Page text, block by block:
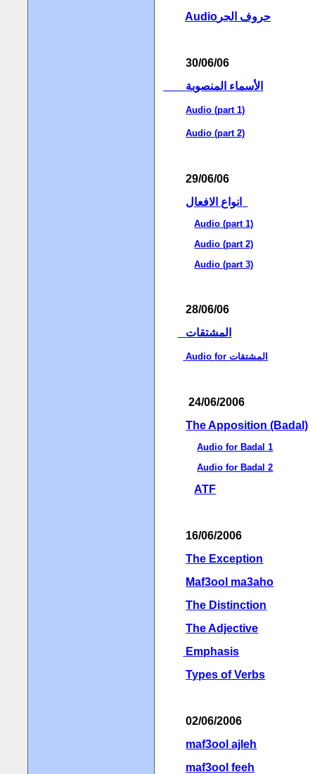
Audioحروف الجر
30/06/06
الأسماء المنصوبة
Audio (part 1)
Audio (part 2)
29/06/06
Audio (part 1)
Audio (part 2)
Audio (part 3)
28/06/06
المشتقات
Audio for المشتقات
24/06/2006
The Apposition (Badal)
Audio for Badal 1
Audio for Badal 2
ATF
16/06/2006
The Exception
Maf3ool ma3aho
The Distinction
The Adjective
Emphasis
Types of Verbs
02/06/2006
maf3ool ajleh
maf3ool feeh